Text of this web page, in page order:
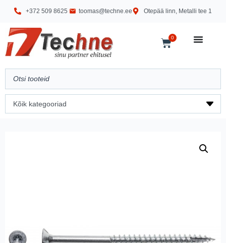
+372 509 8625 toomas@techne.ee Otepää linn, Metalli tee 1
0